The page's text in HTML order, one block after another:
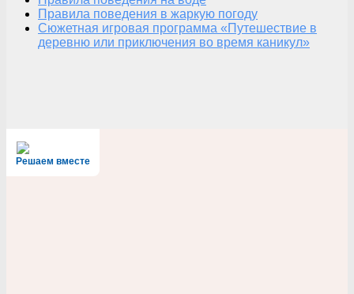
Правила поведения в жаркую погоду
Сюжетная игровая программа «Путешествие в
деревню или приключения во время каникул»
Решаем вместе